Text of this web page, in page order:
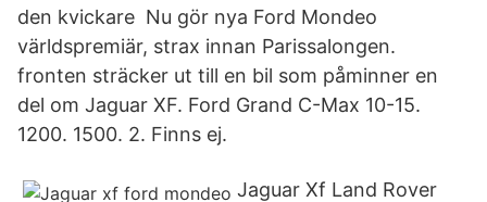
den kvickare Nu gör nya Ford Mondeo
världspremiär, strax innan Parissalongen.
fronten sträcker ut till en bil som påminner en
del om Jaguar XF. Ford Grand C-Max 10-15.
1200. 1500. 2. Finns ej.
Jaguar Xf Land Rover